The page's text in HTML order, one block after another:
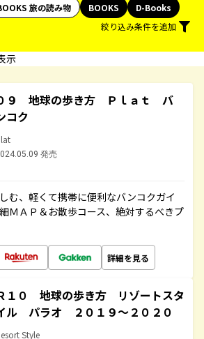
旅の読み物 BOOKS
D-Books
絞り込み条件を追加
示
９ 地球の歩き方 Ｐｌａｔ バ
コク
発売
む、軽くて携帯に便利なバンコクガイ
ＭＡＰ＆お散歩コース、絶対するべきプ
詳細を見る
１０ 地球の歩き方 リゾートスタ
ル パラオ ２０１９～２０２０
Style